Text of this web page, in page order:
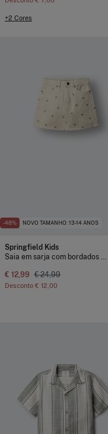
+2 Cores
-48% NOVO TAMANHO: 13-14 ANOS
Springfield Kids
Saia em sarja com bordados para menina
€ 12,99 € 24,99
Desconto € 12,00